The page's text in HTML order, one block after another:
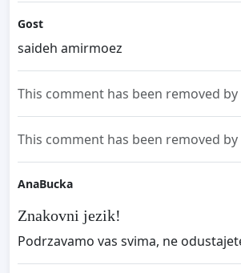
Gost
saideh amirmoez
This comment has been removed
This comment has been removed
AnaBucka
Znakovni jezik!
Podrzavamo vas svima, ne